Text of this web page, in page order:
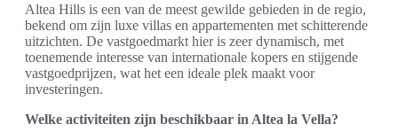
Altea Hills is een van de meest gewilde gebieden in de regio,
bekend om zijn luxe villas en appartementen met schitterende
uitzichten. De vastgoedmarkt hier is zeer dynamisch, met
toenemende interesse van internationale kopers en stijgende
vastgoedprijzen, wat het een ideale plek maakt voor
investeringen.
Welke activiteiten zijn beschikbaar in Altea la Vella?